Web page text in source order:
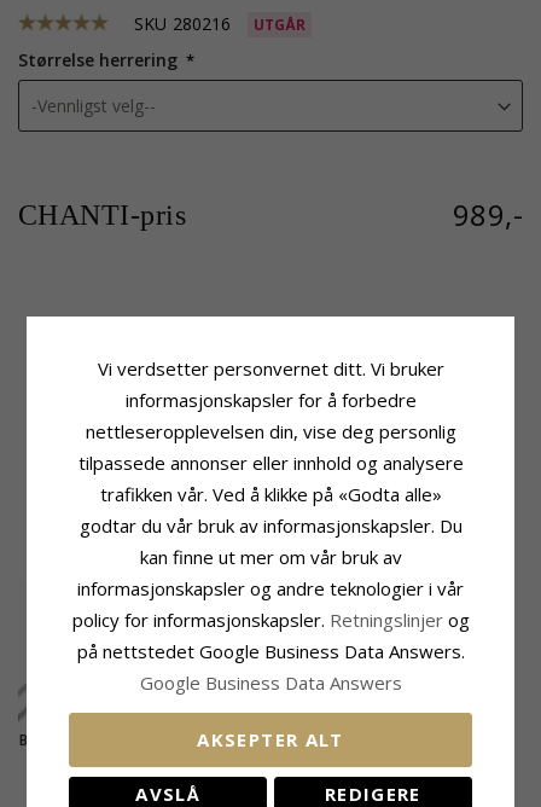
SKU 280216 UTGÅR
Størrelse herrering
CHANTI-pris 989,-
Herrering
Rodinert Sølv
Blank Og Børstet
Bredde Bunn: 6,0 mm
Tykkelse Topp:1,8 mm
Tykkelse Bunn:
Leveringstid
Str. På Lager:Ca. 5-10 Hverdager
KUNDER KJØPER OGSÅ
Bnh panserhalskjede i
CHANTI-pris 2651,-
Vi verdsetter personvernet ditt. Vi bruker
informasjonskapsler for å forbedre
nettleseropplevelsen din, vise deg personlig
tilpassede annonser eller innhold og analysere
trafikken vår. Ved å klikke på «Godta alle»
godtar du vår bruk av informasjonskapsler. Du
kan finne ut mer om vår bruk av
informasjonskapsler og andre teknologier i vår
policy for informasjonskapsler. Retningslinjer og
på nettstedet Google Business Data Answers.
Google Business Data Answers
AKSEPTER ALT
AVSLÅ REDIGERE